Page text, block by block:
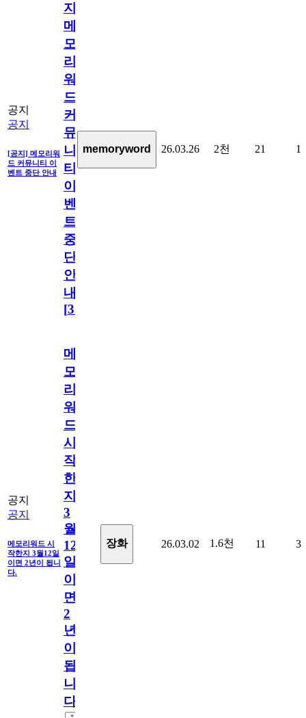
공지
공지
[공지] 메모리워
드 커뮤니티 이
벤트 중단 안내
지]
메
모
리
워
드
커
뮤
니
티
이
벤
트
중
단
안
내
[31
memoryword 26.03.26 2천 21 1
공지
공지
메모리워드 시
작한지 3월12일
이면 2년이 됩니
다.
메
모
리
워
드
시
작
한
지
3
월
12
일
이
면
2
년
이
됩
니
다.
장화 26.03.02 1.6천 11 3